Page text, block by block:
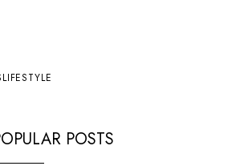
LIFESTYLE
POSTS